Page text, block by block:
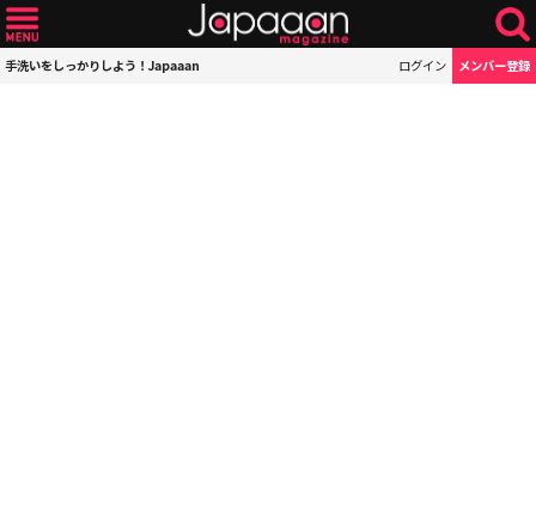
手洗いをしっかりしよう！Japaaan ログイン メンバー登録